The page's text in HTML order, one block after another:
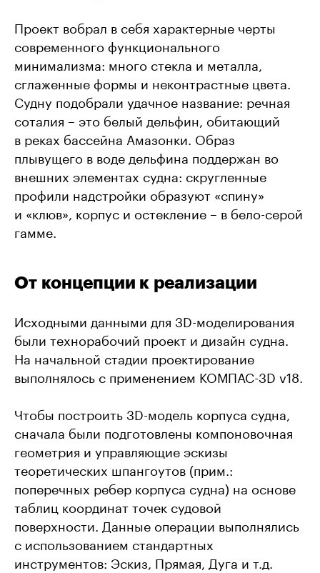
Проект вобрал в себя характерные черты
современного функционального
минимализма: много стекла и металла,
сглаженные формы и неконтрастные цвета.
Судну подобрали удачное название: речная
соталия – это белый дельфин, обитающий
в реках бассейна Амазонки. Образ
плывущего в воде дельфина поддержан во
внешних элементах судна: скругленные
профили надстройки образуют «спину»
и «клюв», корпус и остекление – в бело-серой
гамме.
От концепции к реализации
Исходными данными для 3D-моделирования
были технорабочий проект и дизайн судна.
На начальной стадии проектирование
выполнялось с применением КОМПАС-3D v18.
Чтобы построить 3D-модель корпуса судна,
сначала были подготовлены компоновочная
геометрия и управляющие эскизы
теоретических шпангоутов (прим.:
поперечных ребер корпуса судна) на основе
таблиц координат точек судовой
поверхности. Данные операции выполнялись
с использованием стандартных
инструментов: Эскиз, Прямая, Дуга и т.д.